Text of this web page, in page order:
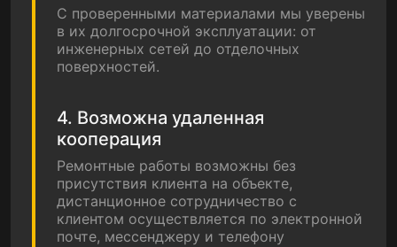
С проверенными материалами мы уверены
в их долгосрочной эксплуатации: от
инженерных сетей до отделочных
поверхностей.
4. Возможна удаленная
кооперация
Ремонтные работы возможны без
присутствия клиента на объекте,
дистанционное сотрудничество с
клиентом осуществляется по электронной
почте, мессенджеру и телефону